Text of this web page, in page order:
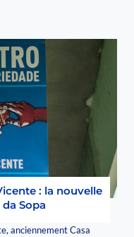
: la nouvelle
Sopa
anciennement Casa